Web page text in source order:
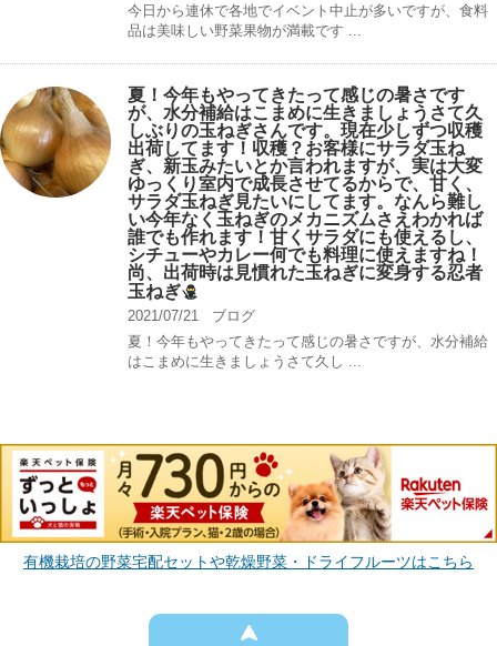
今日から連休で各地でイベント中止が多いですが、食料
品は美味しい野菜果物が満載です ...
夏！今年もやってきたって感じの暑さです
が、水分補給はこまめに生きましょうさて久
しぶりの玉ねぎさんです。現在少しずつ収穫
出荷してます！収穫？お客様にサラダ玉ね
ぎ、新玉みたいとか言われますが、実は大変
ゆっくり室内で成長させてるからで、甘く、
サラダ玉ねぎ見たいにしてます。なんら難し
い今年なく玉ねぎのメカニズムさえわかれば
誰でも作れます！甘くサラダにも使えるし、
シチューやカレー何でも料理に使えますね！
尚、出荷時は見慣れた玉ねぎに変身する忍者
玉ねぎ
2021/07/21
ブログ
夏！今年もやってきたって感じの暑さですが、水分補給
はこまめに生きましょうさて久し ...
有機栽培の野菜宅配セットや乾燥野菜・ドライフルーツはこちら